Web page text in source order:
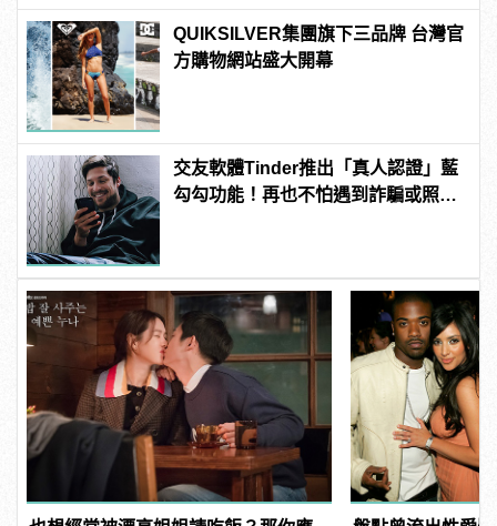
QUIKSILVER集團旗下三品牌 台灣官
方購物網站盛大開幕
交友軟體Tinder推出「真人認證」藍
勾勾功能！再也不怕遇到詐騙或照